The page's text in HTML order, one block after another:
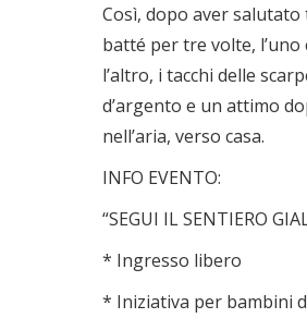
Così, dopo aver
batté per tre volte,
l’altro, i tacchi delle
d’argento e un attimo
nell’aria, verso casa.
INFO EVENTO:
“SEGUI IL SENTIERO
* Ingresso libero
* Iniziativa per bambini